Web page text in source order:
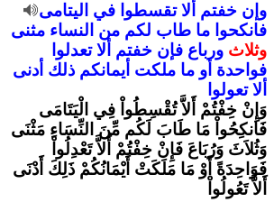
وإن خفتم ألا تقسطوا في اليتامى
فانكحوا ما طاب لكم من النساء مثنى
وثلاث ورباع فإن خفتم ألا تعدلوا
فواحدة أو ما ملكت أيمانكم ذلك أدنى
ألا تعولوا
وَإِنْ خِفْتُمْ أَلاَّ تُقْسِطُواْ فِي الْيَتَامَى
فَانكِحُواْ مَا طَابَ لَكُم مِّنَ النِّسَاءِ مَثْنَى
وَثُلاَثَ وَرُبَاعَ فَإِنْ خِفْتُمْ أَلاَّ تَعْدِلُواْ
فَوَاحِدَةً أَوْ مَا مَلَكَتْ أَيْمَانُكُمْ ذَلِكَ أَدْنَى
أَلاَّ تَعُولُواْ